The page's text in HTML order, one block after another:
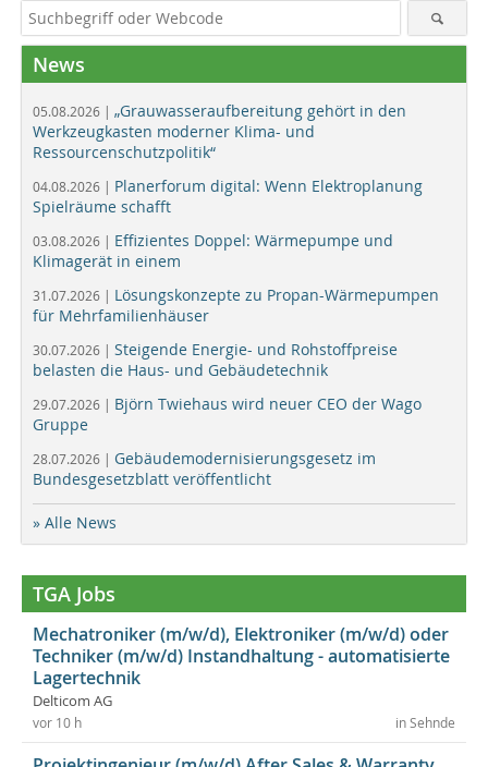
News
05.08.2026 | „Grauwasseraufbereitung gehört in den
Werkzeugkasten moderner Klima- und
Ressourcenschutzpolitik“
04.08.2026 | Planerforum digital: Wenn Elektroplanung
Spielräume schafft
03.08.2026 | Effizientes Doppel: Wärmepumpe und
Klimagerät in einem
31.07.2026 | Lösungskonzepte zu Propan-Wärmepumpen
für Mehrfamilienhäuser
30.07.2026 | Steigende Energie- und Rohstoffpreise
belasten die Haus- und Gebäudetechnik
29.07.2026 | Björn Twiehaus wird neuer CEO der Wago
Gruppe
28.07.2026 | Gebäudemodernisierungsgesetz im
Bundesgesetzblatt veröffentlicht
» Alle News
TGA Jobs
Mechatroniker (m/w/d), Elektroniker (m/w/d) oder
Techniker (m/w/d) Instandhaltung - automatisierte
Lagertechnik
Delticom AG
in Sehnde
vor 10 h